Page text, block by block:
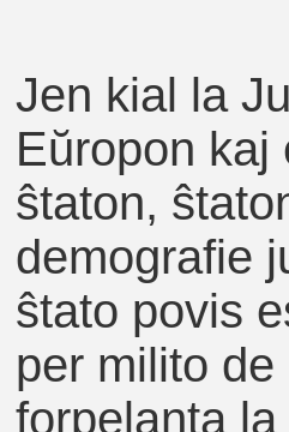
Jen kial la
Eŭropon kaj
ŝtaton,
demografie
ŝtato povis
per milito
forpelanta